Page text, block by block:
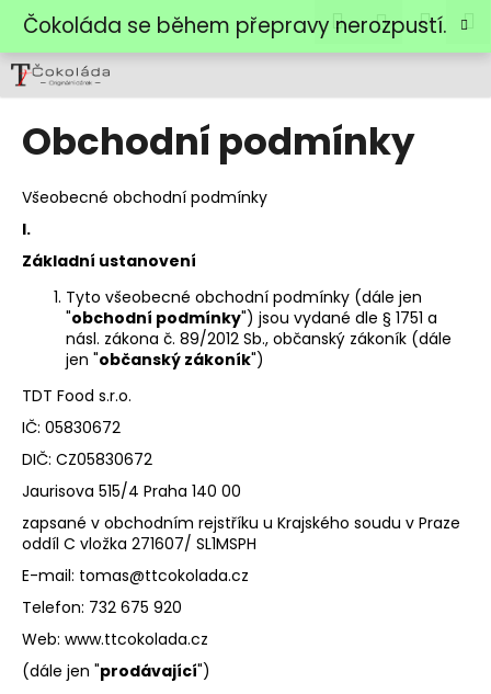
Přejít
obsah
Čokoláda se během přepravy nerozpustí.
Hledat
košík
Obchodní podmínky
Všeobecné obchodní podmínky
I.
Základní ustanovení
Tyto všeobecné obchodní podmínky (dále jen
"obchodní podmínky") jsou vydané dle § 1751 a
násl. zákona č. 89/2012 Sb., občanský zákoník (dále
jen "občanský zákoník")
TDT Food s.r.o.
IČ: 05830672
DIČ: CZ05830672
Jaurisova 515/4 Praha 140 00
zapsané v obchodním rejstříku u Krajského soudu v Praze
oddíl C vložka 271607/ SL1MSPH
E-mail: tomas@ttcokolada.cz
Telefon: 732 675 920
Web: www.ttcokolada.cz
(dále jen "prodávající")
š
í
Zpět
Zpět
C
o
o
t
ř
e
t
e
n
a
j
í
t
?